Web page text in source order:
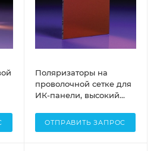
Поляризаторы на
проволочной сетке для
ИК-панели, высокий
ОТПРАВИТЬ ЗАПРОС